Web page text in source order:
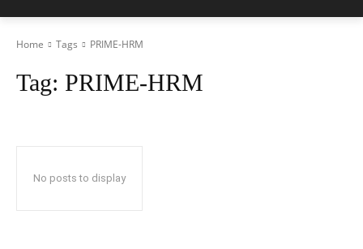
Home Tags PRIME-HRM
Tag: PRIME-HRM
No posts to display